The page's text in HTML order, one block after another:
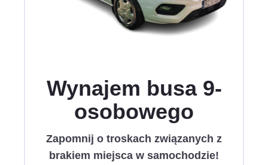
Wynajem busa 9-
osobowego
Zapomnij o troskach związanych z
brakiem miejsca w samochodzie!